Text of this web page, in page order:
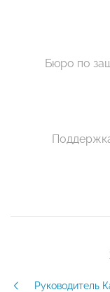
Бюро по
Руководитель